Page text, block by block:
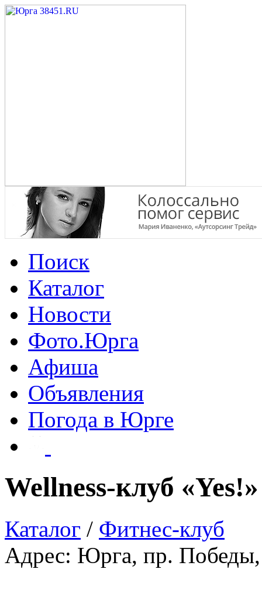
Поиск
Каталог
Новости
Фото.Юрга
Афиша
Объявления
Погода в Юрге
Wellness-клуб «Yes!»
Каталог / Фитнес-клуб
Адрес: Юрга, пр.